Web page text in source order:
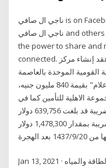
the power to share and
connected. وقعت الشركة المصرية لنقل الكهرباء عقد إنشاء مركز
القومية الموحدة بالعاصمة
الإدارية الجديدة مع تحالف "سيمنس- حسن علام" بقيمة 840 مليون جنيه،
الاهلية للتأمين كما في
30062019إلى أنّ صافي أرباح الفترة بعد الضريبة قد بلغت 639,756 دولار
أمريكي, مقارنة مع صافي أرباح بعد الضريبة بمقدار 1,478,300 دولار
الهجرة
Jan 13, 2021 · عقود الشراء تؤثر على أصول شركات توليد الطاقة والمياه